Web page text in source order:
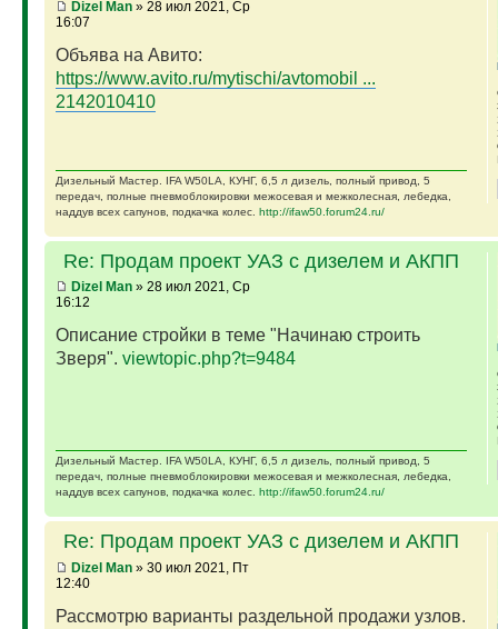
Dizel Man» 28 июл 2021, Ср
16:07
Объява на Авито:
https://www.avito.ru/mytischi/avtomobil ...
2142010410
Дизельный Мастер. IFA W50LA, КУНГ, 6,5 л дизель, полный привод, 5
передач, полные пневмоблокировки межосевая и межколесная, лебедка,
наддув всех сапунов, подкачка колес. http://ifaw50.forum24.ru/
Re: Продам проект УАЗ с дизелем и АКПП
Dizel Man» 28 июл 2021, Ср
16:12
Описание стройки в теме "Начинаю строить
Зверя". viewtopic.php?t=9484
Дизельный Мастер. IFA W50LA, КУНГ, 6,5 л дизель, полный привод, 5
передач, полные пневмоблокировки межосевая и межколесная, лебедка,
наддув всех сапунов, подкачка колес. http://ifaw50.forum24.ru/
Re: Продам проект УАЗ с дизелем и АКПП
Dizel Man» 30 июл 2021, Пт
12:40
Рассмотрю варианты раздельной продажи узлов.